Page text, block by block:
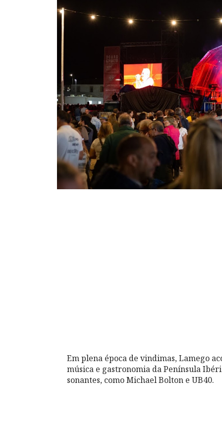
Em plena época de vindimas, Lamego
música e gastronomia da Península
sonantes, como Michael Bolton e UB40.